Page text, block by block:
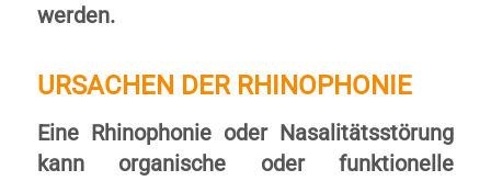
werden.
URSACHEN DER RHINOPHONIE
Eine Rhinophonie oder Nasalitätsstörung
kann organische oder funktionelle